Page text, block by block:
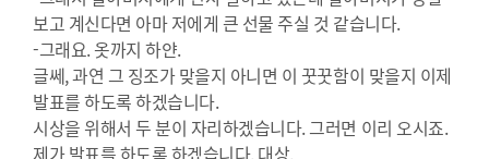
보고 계신다면 아마 저에게 큰 선물 주실 것 같습니다.
-그래요. 옷까지 하얀.
글쎄, 과연 그 징조가 맞을지 아니면 이 꿋꿋함이 맞을지 이제
발표를 하도록 하겠습니다.
시상을 위해서 두 분이 자리하겠습니다. 그러면 이리 오시죠.
제가 발표를 하도록 하겠습니다. 대상.